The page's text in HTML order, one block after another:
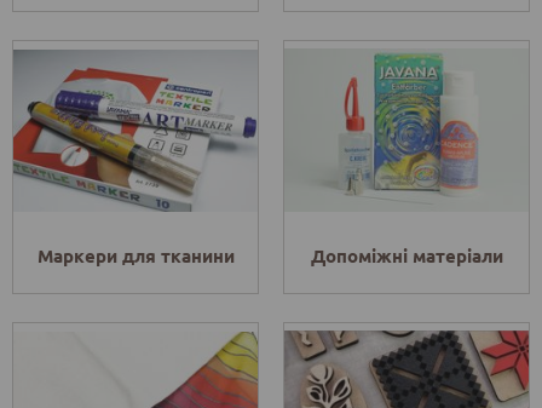
Маркери для тканини Допоміжні матеріали